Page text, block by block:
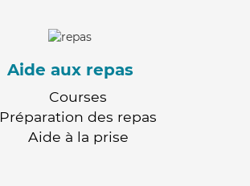
Aide aux repas
Courses
Préparation des repas
Aide à la prise